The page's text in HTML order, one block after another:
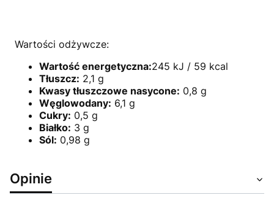
Wartości odżywcze:
Wartość energetyczna:245 kJ / 59 kcal
Tłuszcz: 2,1 g
Kwasy tłuszczowe nasycone: 0,8 g
Węglowodany: 6,1 g
Cukry: 0,5 g
Białko: 3 g
Sól: 0,98 g
Opinie